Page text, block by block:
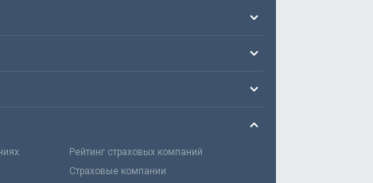
Рейтинг страховых компаний
Страховые компании